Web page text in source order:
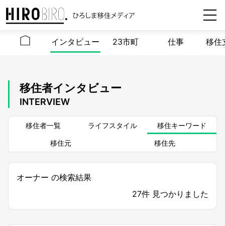
インタビュー 23市町 仕事 移住
移住者インタビュー
INTERVIEW
移住者一覧 ライフスタイル 移住キーワード
移住元 移住先
オーナー の検索結果
27件 見つかりました